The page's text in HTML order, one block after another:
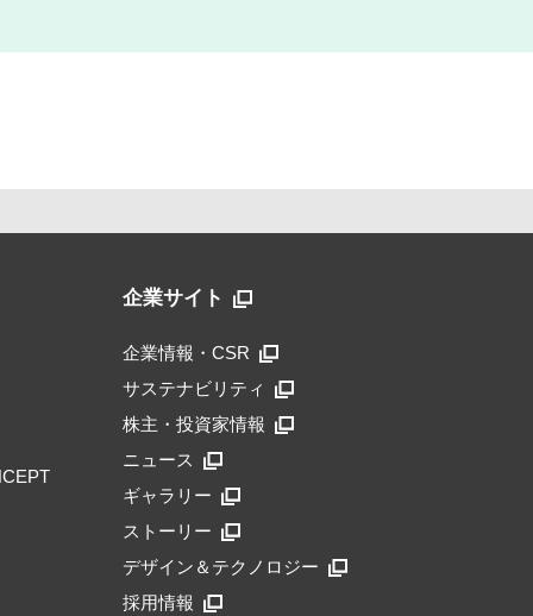
企業サイト
企業情報・CSR
サステナビリティ
株主・投資家情報
ニュース
ギャラリー
ストーリー
デザイン＆テクノロジー
採用情報